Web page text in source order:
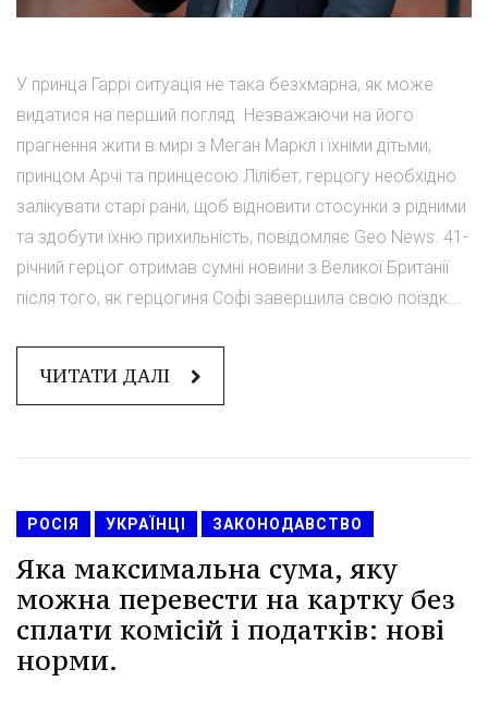
У принца Гаррі ситуація не така безхмарна, як може
видатися на перший погляд. Незважаючи на його
прагнення жити в мирі з Меган Маркл і їхніми дітьми,
принцом Арчі та принцесою Лілібет, герцогу необхідно
залікувати старі рани, щоб відновити стосунки з рідними
та здобути їхню прихильність, повідомляє Geo News. 41-
річний герцог отримав сумні новини з Великої Британії
після того, як герцогиня Софі завершила свою поїздк...
ЧИТАТИ ДАЛІ
РОСІЯ УКРАЇНЦІ ЗАКОНОДАВСТВО
Яка максимальна сума, яку
можна перевести на картку без
сплати комісій і податків: нові
норми.